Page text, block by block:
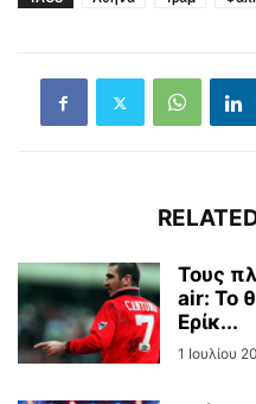
Τους
air: Το
Ερίκ...
1 Ιουλίου